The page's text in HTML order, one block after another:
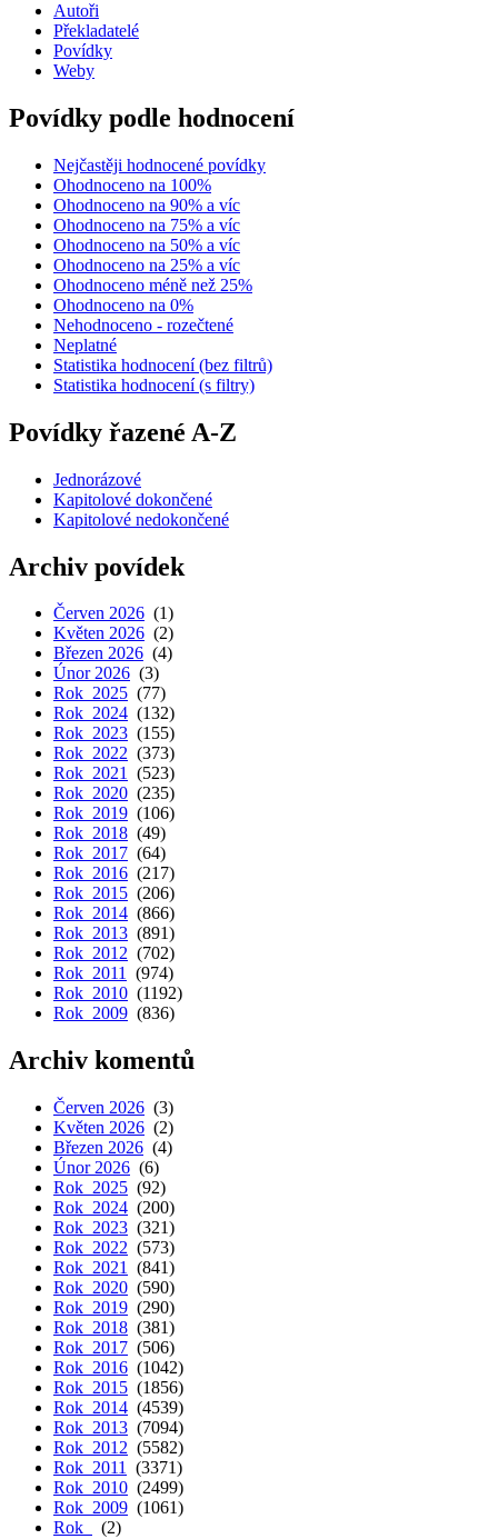
Autoři
Překladatelé
Povídky
Weby
Povídky podle hodnocení
Nejčastěji hodnocené povídky
Ohodnoceno na 100%
Ohodnoceno na 90% a víc
Ohodnoceno na 75% a víc
Ohodnoceno na 50% a víc
Ohodnoceno na 25% a víc
Ohodnoceno méně než 25%
Ohodnoceno na 0%
Nehodnoceno - rozečtené
Neplatné
Statistika hodnocení (bez filtrů)
Statistika hodnocení (s filtry)
Povídky řazené A-Z
Jednorázové
Kapitolové dokončené
Kapitolové nedokončené
Archiv povídek
Červen 2026 (1)
Květen 2026 (2)
Březen 2026 (4)
Únor 2026 (3)
Rok 2025 (77)
Rok 2024 (132)
Rok 2023 (155)
Rok 2022 (373)
Rok 2021 (523)
Rok 2020 (235)
Rok 2019 (106)
Rok 2018 (49)
Rok 2017 (64)
Rok 2016 (217)
Rok 2015 (206)
Rok 2014 (866)
Rok 2013 (891)
Rok 2012 (702)
Rok 2011 (974)
Rok 2010 (1192)
Rok 2009 (836)
Archiv komentů
Červen 2026 (3)
Květen 2026 (2)
Březen 2026 (4)
Únor 2026 (6)
Rok 2025 (92)
Rok 2024 (200)
Rok 2023 (321)
Rok 2022 (573)
Rok 2021
(841)
Rok 2020 (590)
Rok 2019 (290)
Rok 2018 (381)
Rok 2017 (506)
Rok 2016 (1042)
Rok 2015 (1856)
Rok 2014 (4539)
Rok 2013 (7094)
Rok 2012 (5582)
Rok 2011
(3371)
Rok 2010 (2499)
Rok 2009 (1061)
Rok
(2)